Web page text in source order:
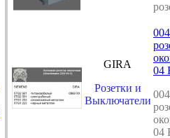
GIRA
Розетки и
Выключатели
04
04